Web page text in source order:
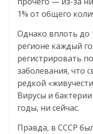
1% от общего
Однако вплоть до
регионе каждый
регистрировать
заболевания, что
редкой
Вирусы и
годы, ни сейчас.
Правда, в СССР